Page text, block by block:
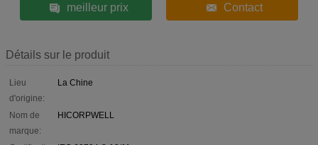
meilleur prix Contact
Détails sur le produit
Lieu
d'origine:
La Chine
Nom de
marque:
HICORPWELL